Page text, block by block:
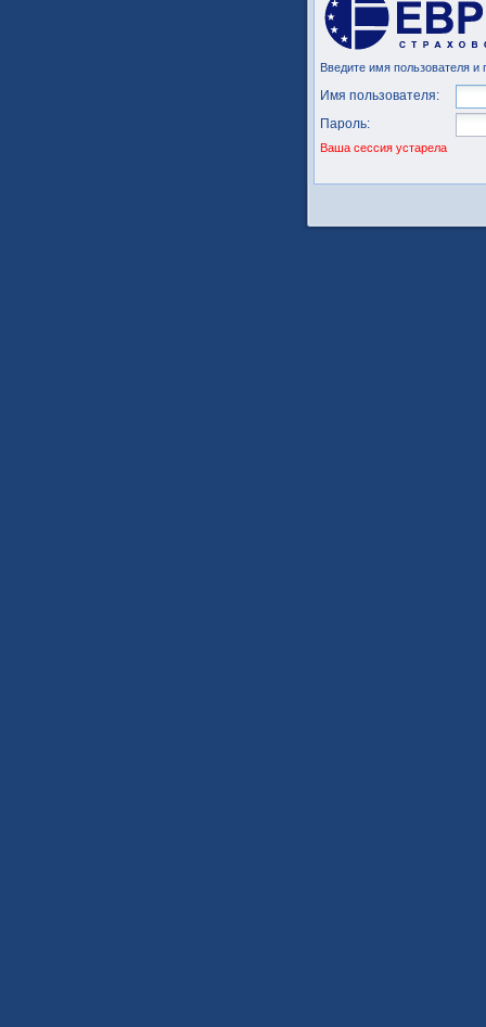
Введите имя пользователя и
Имя пользователя:
Пароль:
Ваша сессия устарела